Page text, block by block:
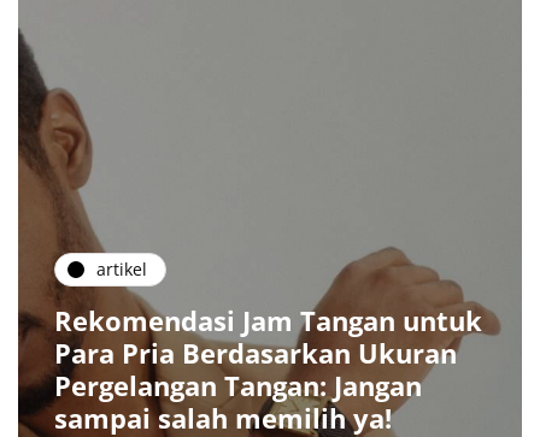
artikel
Rekomendasi Jam Tangan untuk
Para Pria Berdasarkan Ukuran
Pergelangan Tangan: Jangan
sampai salah memilih ya!